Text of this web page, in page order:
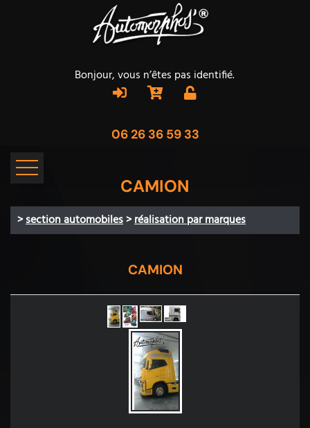
Bonjour, vous n’êtes pas identifié.
06 26 36 59 33
CAMION
>section automobiles>réalisation par marques
CAMION